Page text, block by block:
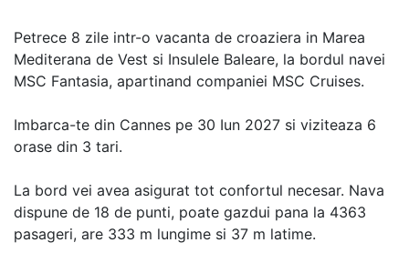
Petrece 8 zile intr-o vacanta de croaziera in Marea
Mediterana de Vest si Insulele Baleare, la bordul navei
MSC Fantasia, apartinand companiei MSC Cruises.
Imbarca-te din Cannes pe 30 Iun 2027 si viziteaza 6
orase din 3 tari.
La bord vei avea asigurat tot confortul necesar. Nava
dispune de 18 de punti, poate gazdui pana la 4363
pasageri, are 333 m lungime si 37 m latime.